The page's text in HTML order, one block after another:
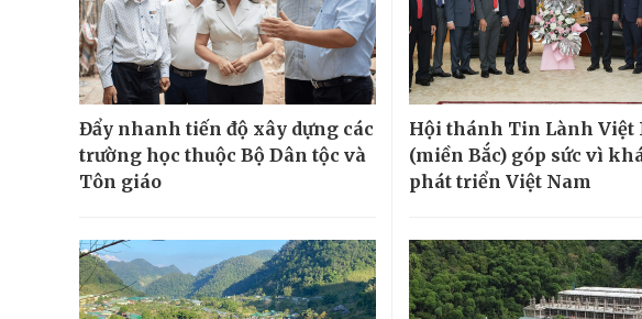
Đẩy nhanh tiến độ xây dựng các
trường học thuộc Bộ Dân tộc và
Tôn giáo
Hội thánh Tin Lành Việt
(miền Bắc) góp sức vì
phát triển Việt Nam